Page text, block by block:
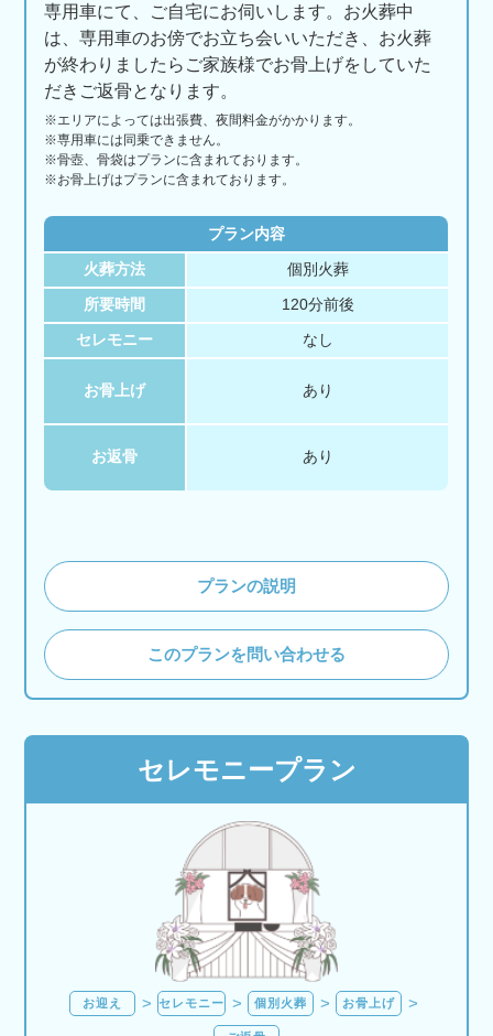
専用車にて、ご自宅にお伺いします。お火葬中
は、専用車のお傍でお立ち会いいただき、お火葬
が終わりましたらご家族様でお骨上げをしていた
だきご返骨となります。
※エリアによっては出張費、夜間料金がかかります。
※専用車には同乗できません。
※骨壺、骨袋はプランに含まれております。
※お骨上げはプランに含まれております。
プラン内容
火葬方法 個別火葬
所要時間 120分前後
セレモニー なし
お骨上げ あり
お返骨 あり
プランの説明
このプランを問い合わせる
セレモニープラン
お迎え セレモニー 個別火葬 お骨上げ